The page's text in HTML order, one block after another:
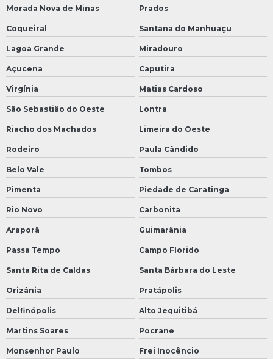
Morada Nova de Minas Prados
Coqueiral Santana do Manhuaçu
Lagoa Grande Miradouro
Açucena Caputira
Virgínia Matias Cardoso
São Sebastião do Oeste Lontra
Riacho dos Machados Limeira do Oeste
Rodeiro Paula Cândido
Belo Vale Tombos
Pimenta Piedade de Caratinga
Rio Novo Carbonita
Araporã Guimarânia
Passa Tempo Campo Florido
Santa Rita de Caldas Santa Bárbara do Leste
Orizânia Pratápolis
Delfinópolis Alto Jequitibá
Martins Soares Pocrane
Monsenhor Paulo Frei Inocêncio